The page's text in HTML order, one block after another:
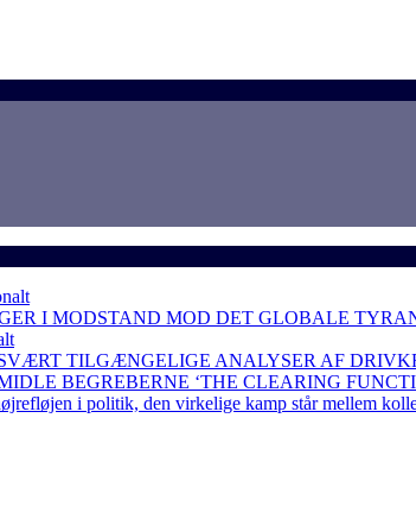
I MODSTAND MOD DET GLOBALE
TILGÆNGELIGE ANALYSER AF
BEGREBERNE ‘THE CLEARING
i politik, den virkelige kamp står mellem